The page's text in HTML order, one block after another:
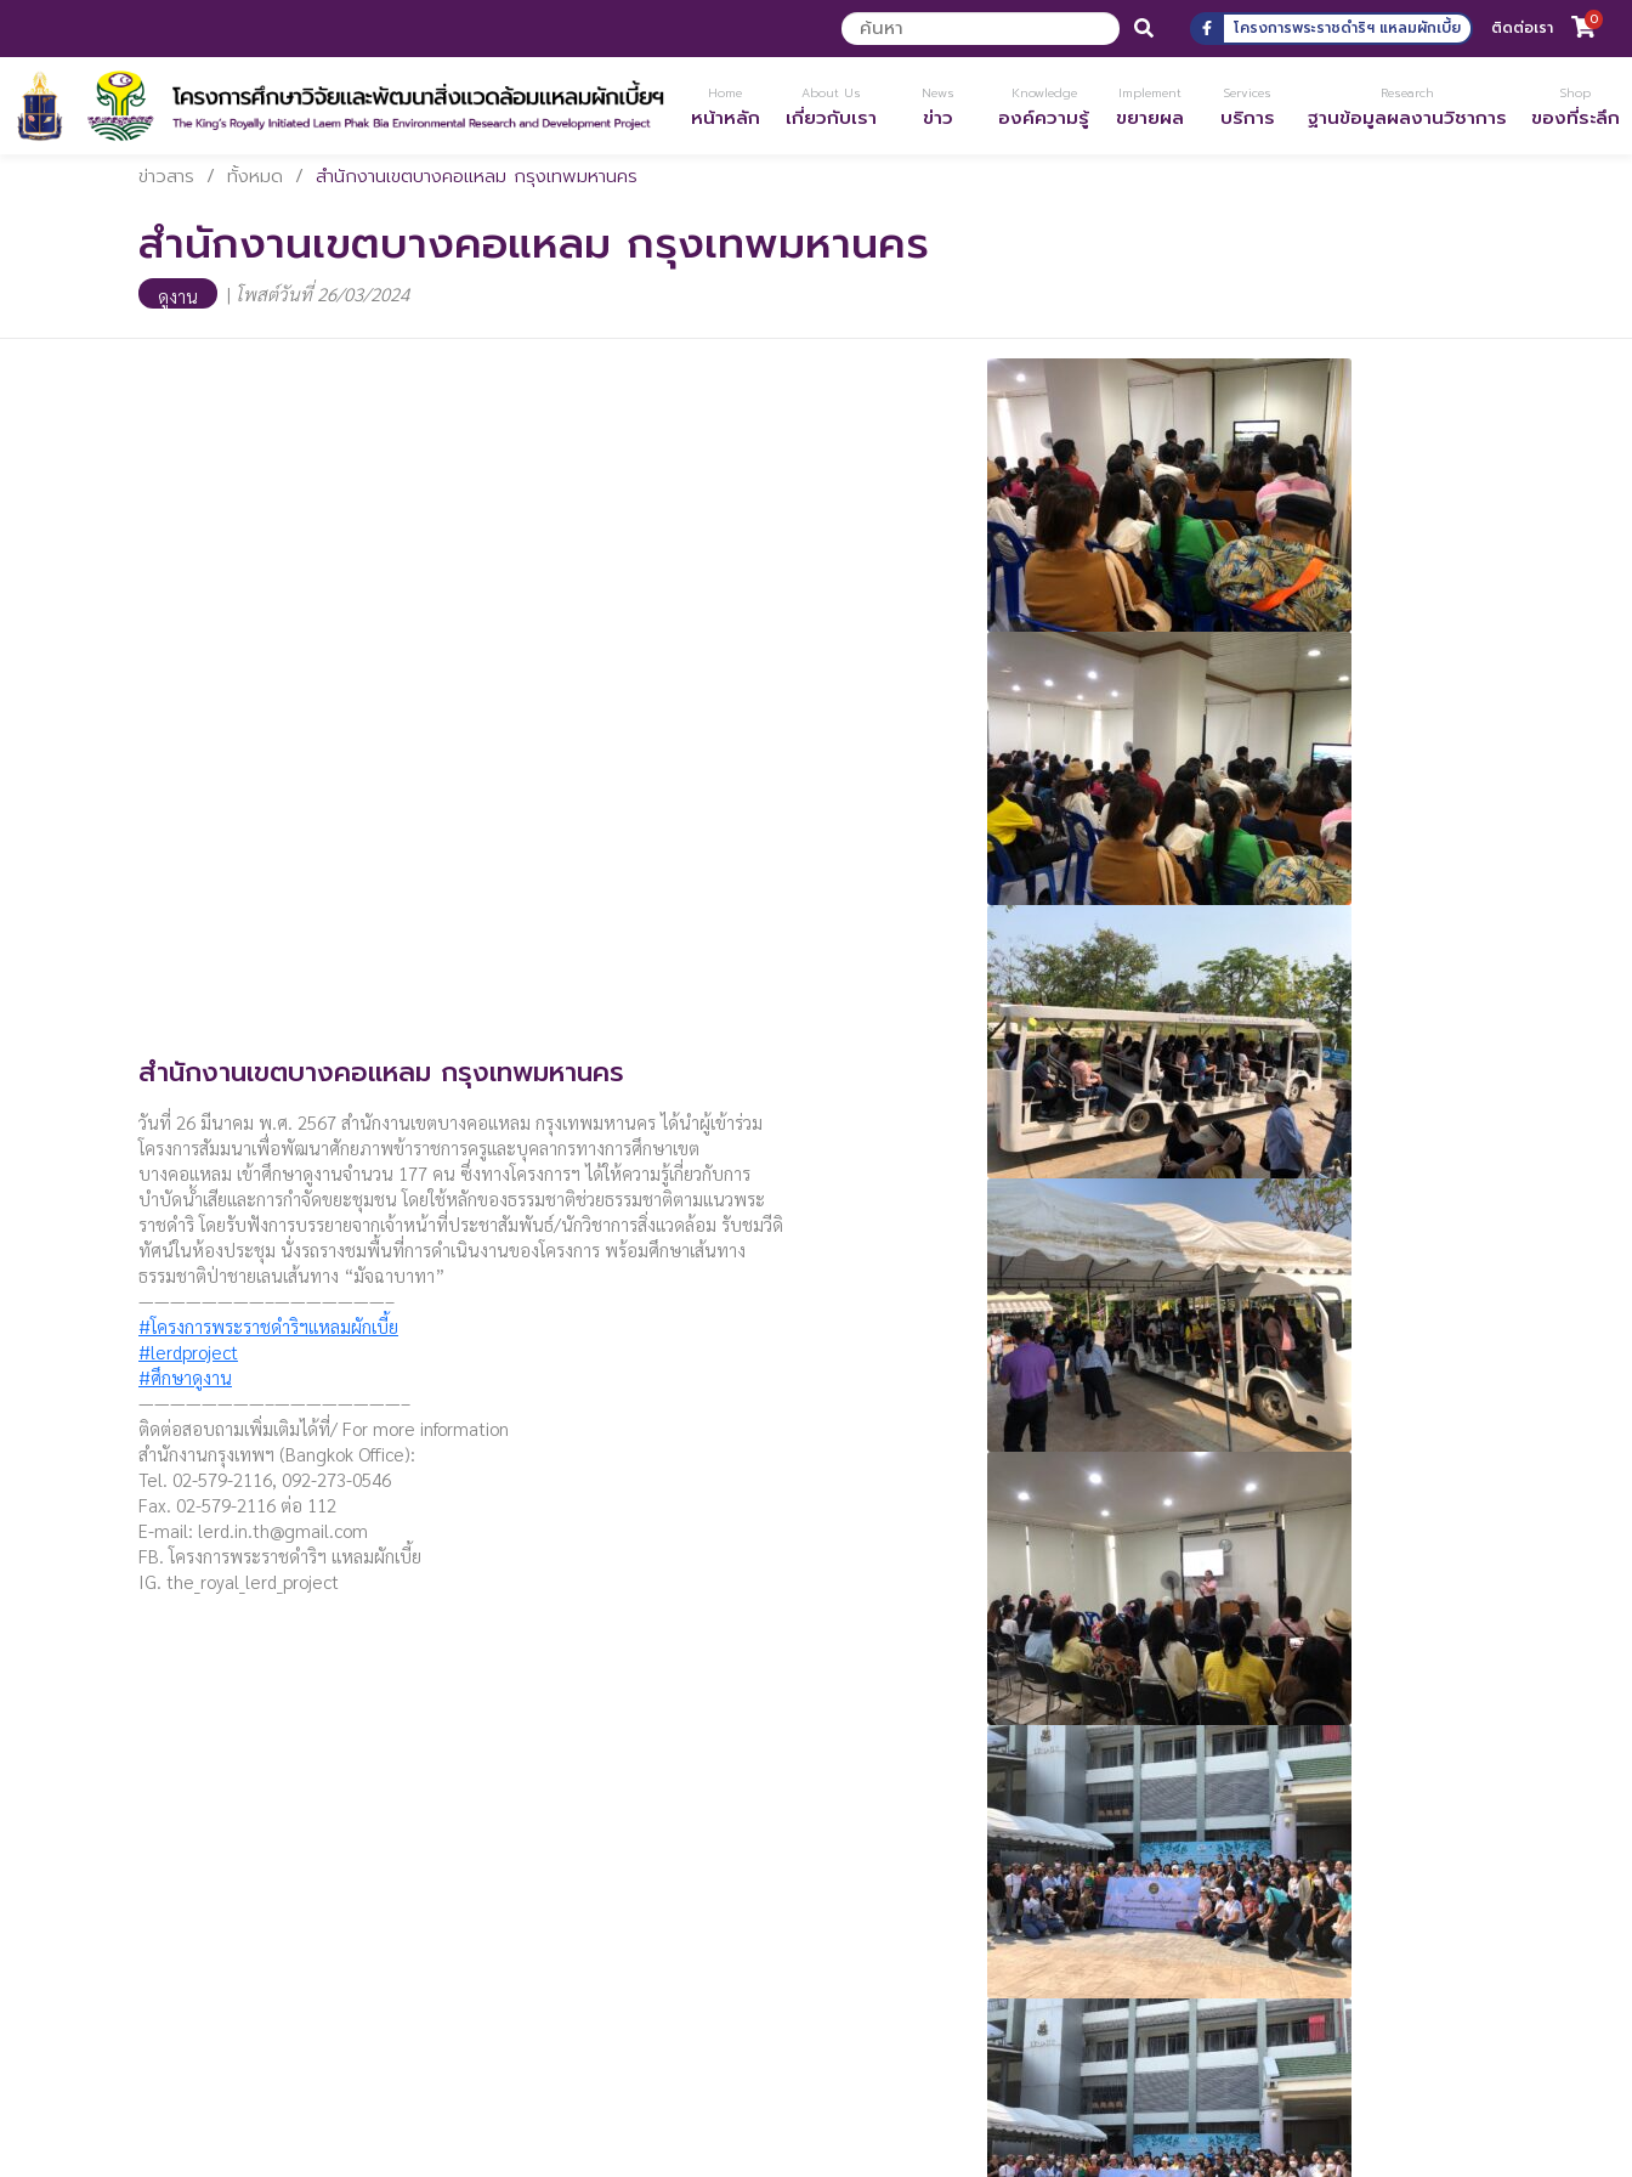
โครงการพระราชดำริฯ แหลมผักเบี้ย ติดต่อเรา 0
Home
หน้าหลัก
About Us
เกี่ยวกับเรา
News
ข่าว
Knowledge
องค์ความรู้
Implement
ขยายผล
Services
บริการ
Research
ฐานข้อมูลผลงานวิชาการ
Shop
ของที่ระลึก
ข่าวสาร / ทั้งหมด / สำนักงานเขตบางคอแหลม กรุงเทพมหานคร
สำนักงานเขตบางคอแหลม กรุงเทพมหานคร
ดูงาน | โพสต์วันที่ 26/03/2024
สำนักงานเขตบางคอแหลม กรุงเทพมหานคร
วันที่ 26 มีนาคม พ.ศ. 2567 สำนักงานเขตบางคอแหลม กรุงเทพมหานคร ได้นำผู้เข้าร่วม
โครงการสัมมนาเพื่อพัฒนาศักยภาพข้าราชการครูและบุคลากรทางการศึกษาเขต
บางคอแหลม เข้าศึกษาดูงานจำนวน 177 คน ซึ่งทางโครงการฯ ได้ให้ความรู้เกี่ยวกับการ
บำบัดน้ำเสียและการกำจัดขยะชุมชน โดยใช้หลักของธรรมชาติช่วยธรรมชาติตามแนวพระ
ราชดำริ โดยรับฟังการบรรยายจากเจ้าหน้าที่ประชาสัมพันธ์/นักวิชาการสิ่งแวดล้อม รับชมวีดิ
ทัศน์ในห้องประชุม นั่งรถรางชมพื้นที่การดำเนินงานของโครงการ พร้อมศึกษาเส้นทาง
ธรรมชาติป่าชายเลนเส้นทาง “มัจฉาบาทา”
————————–———————–
#โครงการพระราชดำริฯแหลมผักเบี้ย
#lerdproject
#ศึกษาดูงาน
————————–————————–
ติดต่อสอบถามเพิ่มเติมได้ที่/ For more information
สำนักงานกรุงเทพฯ (Bangkok Office):
Tel. 02-579-2116, 092-273-0546
Fax. 02-579-2116 ต่อ 112
E-mail: lerd.in.th@gmail.com
FB. โครงการพระราชดำริฯ แหลมผักเบี้ย
IG. the_royal_lerd_project